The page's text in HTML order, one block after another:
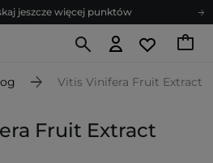
jeszcze więcej punktów
newsletter pełen porad
zamówienia do 24h.
newsletter pełen porad
Vitis Vinifera Fruit Extract
Fruit Extract